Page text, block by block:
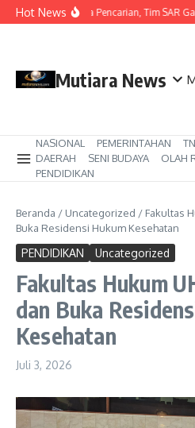
Lewati ke konten
Hot News
Hari Ketiga Pencarian, Tim SAR
Mutiara News
NASIONAL PEMERINTAHAN
DAERAH
SENI BUDAYA
OLAH
PENDIDIKAN
Beranda / Uncategorized / Fakultas
Buka Residensi Hukum Kesehatan
PENDIDIKAN Uncategorized
Fakultas Hukum
dan Buka
Kesehatan
Juli 3, 2026